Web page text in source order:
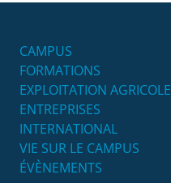
CAMPUS
FORMATIONS
EXPLOITATION AGRICOLE
ENTREPRISES
INTERNATIONAL
VIE SUR LE CAMPUS
ÉVÈNEMENTS